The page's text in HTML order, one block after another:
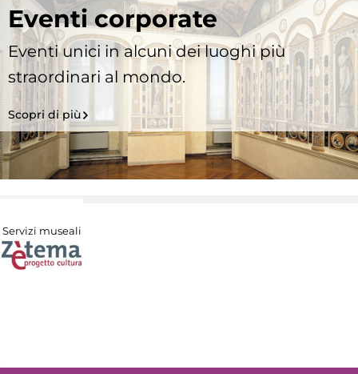
Eventi corporate
Eventi unici in alcuni dei luoghi più
straordinari al mondo.
Scopri di più
Servizi museali